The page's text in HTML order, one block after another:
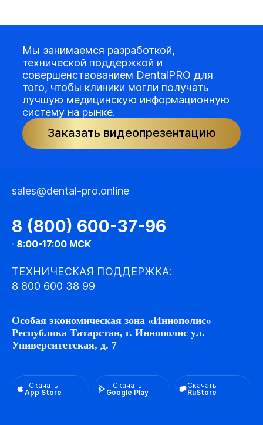
Мы занимаемся разработкой,
технической поддержкой и
совершенствованием DentalPRO для
того, чтобы клиники могли получать
лучшую медицинскую информационную
систему на рынке.
Заказать видеопрезентацию
sales@dental-pro.online
8 (800) 600-37-96
· 8:00-17:00 МСК
ТЕХНИЧЕСКАЯ ПОДДЕРЖКА:
8 800 600 38 99
Особая экономическая зона «Иннополис»
Республика Татарстан, г. Иннополис ул.
Университетская, д. 7
Скачать
App Store
Скачать
Google Play
Скачать
RuStore